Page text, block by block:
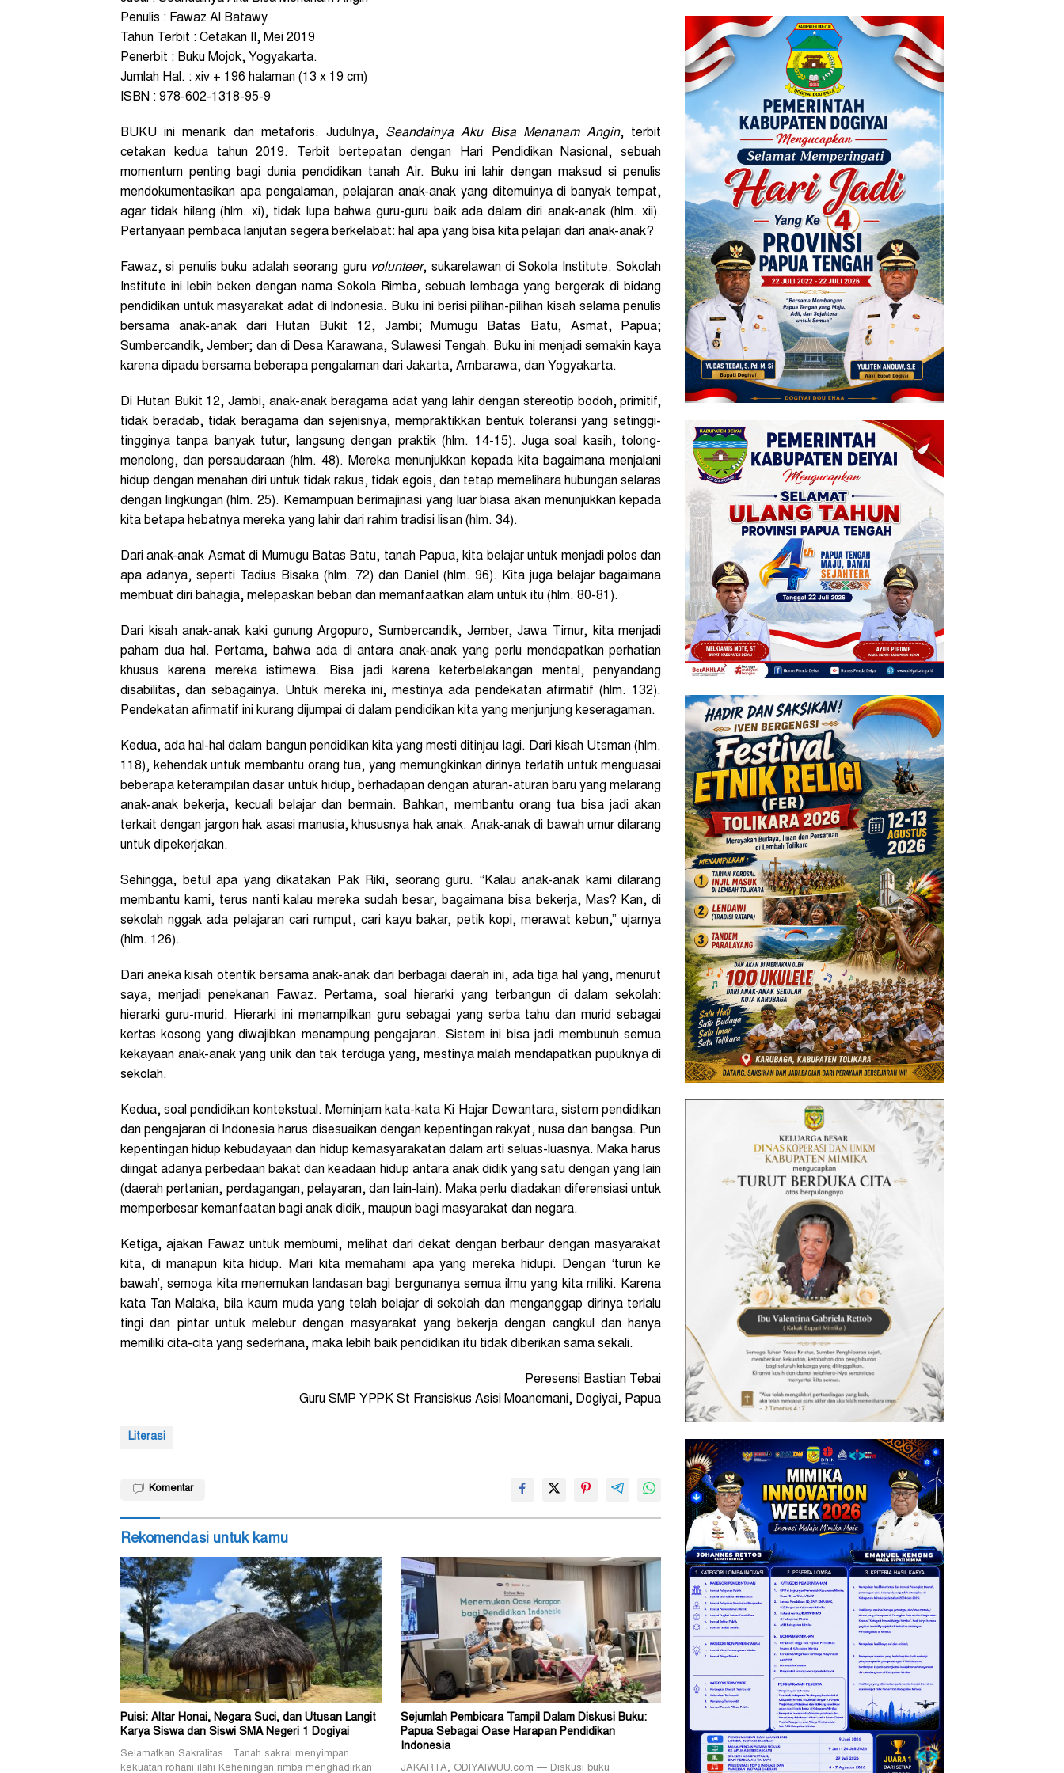
Penulis : Fawaz Al Batawy
Tahun Terbit : Cetakan II, Mei 2019
Penerbit : Buku Mojok, Yogyakarta.
Jumlah Hal. : xiv + 196 halaman (13 x 19 cm)
ISBN : 978-602-1318-95-9
BUKU ini menarik dan metaforis. Judulnya, Seandainya Aku Bisa Menanam Angin, terbit
cetakan kedua tahun 2019. Terbit bertepatan dengan Hari Pendidikan Nasional, sebuah
momentum penting bagi dunia pendidikan tanah Air. Buku ini lahir dengan maksud si penulis
mendokumentasikan apa pengalaman, pelajaran anak-anak yang ditemuinya di banyak tempat,
agar tidak hilang (hlm. xi), tidak lupa bahwa guru-guru baik ada dalam diri anak-anak (hlm. xii).
Pertanyaan pembaca lanjutan segera berkelabat: hal apa yang bisa kita pelajari dari anak-anak?
Fawaz, si penulis buku adalah seorang guru volunteer, sukarelawan di Sokola Institute. Sokolah
Institute ini lebih beken dengan nama Sokola Rimba, sebuah lembaga yang bergerak di bidang
pendidikan untuk masyarakat adat di Indonesia. Buku ini berisi pilihan-pilihan kisah selama penulis
bersama anak-anak dari Hutan Bukit 12, Jambi; Mumugu Batas Batu, Asmat, Papua;
Sumbercandik, Jember; dan di Desa Karawana, Sulawesi Tengah. Buku ini menjadi semakin kaya
karena dipadu bersama beberapa pengalaman dari Jakarta, Ambarawa, dan Yogyakarta.
Di Hutan Bukit 12, Jambi, anak-anak beragama adat yang lahir dengan stereotip bodoh, primitif,
tidak beradab, tidak beragama dan sejenisnya, mempraktikkan bentuk toleransi yang setinggi-
tingginya tanpa banyak tutur, langsung dengan praktik (hlm. 14-15). Juga soal kasih, tolong-
menolong, dan persaudaraan (hlm. 48). Mereka menunjukkan kepada kita bagaimana menjalani
hidup dengan menahan diri untuk tidak rakus, tidak egois, dan tetap memelihara hubungan selaras
dengan lingkungan (hlm. 25). Kemampuan berimajinasi yang luar biasa akan menunjukkan kepada
kita betapa hebatnya mereka yang lahir dari rahim tradisi lisan (hlm. 34).
Dari anak-anak Asmat di Mumugu Batas Batu, tanah Papua, kita belajar untuk menjadi polos dan
apa adanya, seperti Tadius Bisaka (hlm. 72) dan Daniel (hlm. 96). Kita juga belajar bagaimana
membuat diri bahagia, melepaskan beban dan memanfaatkan alam untuk itu (hlm. 80-81).
Dari kisah anak-anak kaki gunung Argopuro, Sumbercandik, Jember, Jawa Timur, kita menjadi
paham dua hal. Pertama, bahwa ada di antara anak-anak yang perlu mendapatkan perhatian
khusus karena mereka istimewa. Bisa jadi karena keterbelakangan mental, penyandang
disabilitas, dan sebagainya. Untuk mereka ini, mestinya ada pendekatan afirmatif (hlm. 132).
Pendekatan afirmatif ini kurang dijumpai di dalam pendidikan kita yang menjunjung keseragaman.
Kedua, ada hal-hal dalam bangun pendidikan kita yang mesti ditinjau lagi. Dari kisah Utsman (hlm.
118), kehendak untuk membantu orang tua, yang memungkinkan dirinya terlatih untuk menguasai
beberapa keterampilan dasar untuk hidup, berhadapan dengan aturan-aturan baru yang melarang
anak-anak bekerja, kecuali belajar dan bermain. Bahkan, membantu orang tua bisa jadi akan
terkait dengan jargon hak asasi manusia, khususnya hak anak. Anak-anak di bawah umur dilarang
untuk dipekerjakan.
Sehingga, betul apa yang dikatakan Pak Riki, seorang guru. “Kalau anak-anak kami dilarang
membantu kami, terus nanti kalau mereka sudah besar, bagaimana bisa bekerja, Mas? Kan, di
sekolah nggak ada pelajaran cari rumput, cari kayu bakar, petik kopi, merawat kebun,” ujarnya
(hlm. 126).
Dari aneka kisah otentik bersama anak-anak dari berbagai daerah ini, ada tiga hal yang, menurut
saya, menjadi penekanan Fawaz. Pertama, soal hierarki yang terbangun di dalam sekolah:
hierarki guru-murid. Hierarki ini menampilkan guru sebagai yang serba tahu dan murid sebagai
kertas kosong yang diwajibkan menampung pengajaran. Sistem ini bisa jadi membunuh semua
kekayaan anak-anak yang unik dan tak terduga yang, mestinya malah mendapatkan pupuknya di
sekolah.
Kedua, soal pendidikan kontekstual. Meminjam kata-kata Ki Hajar Dewantara, sistem pendidikan
dan pengajaran di Indonesia harus disesuaikan dengan kepentingan rakyat, nusa dan bangsa. Pun
kepentingan hidup kebudayaan dan hidup kemasyarakatan dalam arti seluas-luasnya. Maka harus
diingat adanya perbedaan bakat dan keadaan hidup antara anak didik yang satu dengan yang lain
(daerah pertanian, perdagangan, pelayaran, dan lain-lain). Maka perlu diadakan diferensiasi untuk
memperbesar kemanfaatan bagi anak didik, maupun bagi masyarakat dan negara.
Ketiga, ajakan Fawaz untuk membumi, melihat dari dekat dengan berbaur dengan masyarakat
kita, di manapun kita hidup. Mari kita memahami apa yang mereka hidupi. Dengan ‘turun ke
bawah’, semoga kita menemukan landasan bagi bergunanya semua ilmu yang kita miliki. Karena
kata Tan Malaka, bila kaum muda yang telah belajar di sekolah dan menganggap dirinya terlalu
tingi dan pintar untuk melebur dengan masyarakat yang bekerja dengan cangkul dan hanya
memiliki cita-cita yang sederhana, maka lebih baik pendidikan itu tidak diberikan sama sekali.
Peresensi Bastian Tebai
Guru SMP YPPK St Fransiskus Asisi Moanemani, Dogiyai, Papua
Literasi
Komentar
Rekomendasi untuk kamu
Puisi: Altar Honai, Negara Suci, dan Utusan Langit
Karya Siswa dan Siswi SMA Negeri 1 Dogiyai
Selamatkan Sakralitas Tanah sakral menyimpan
kekuatan rohani ilahi Keheningan rimba menghadirkan
Sejumlah Pembicara Tampil Dalam Diskusi Buku:
Papua Sebagai Oase Harapan Pendidikan
Indonesia
JAKARTA, ODIYAIWUU.com — Diskusi buku